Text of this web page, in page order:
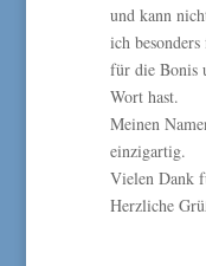
und kann
ich
für die Bonis
Wort hast.
Meinen
einzigartig.
Vielen Dank
Herzliche